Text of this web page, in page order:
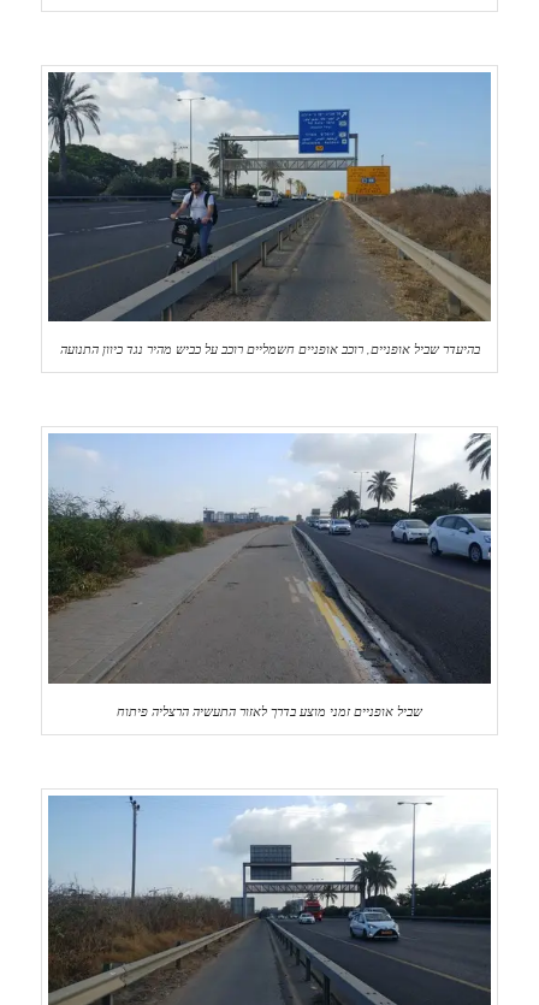
בהיעדר שביל אופניים, רוכב אופניים חשמליים רוכב על כביש מהיר נגד כיוון התנועה
שביל אופניים זמני מוצע בדרך לאזור התעשיה הרצליה פיתוח